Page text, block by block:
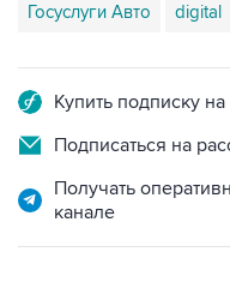
Госуслуги Авто digital
Купить подписку
Подписаться на
Получать
канале